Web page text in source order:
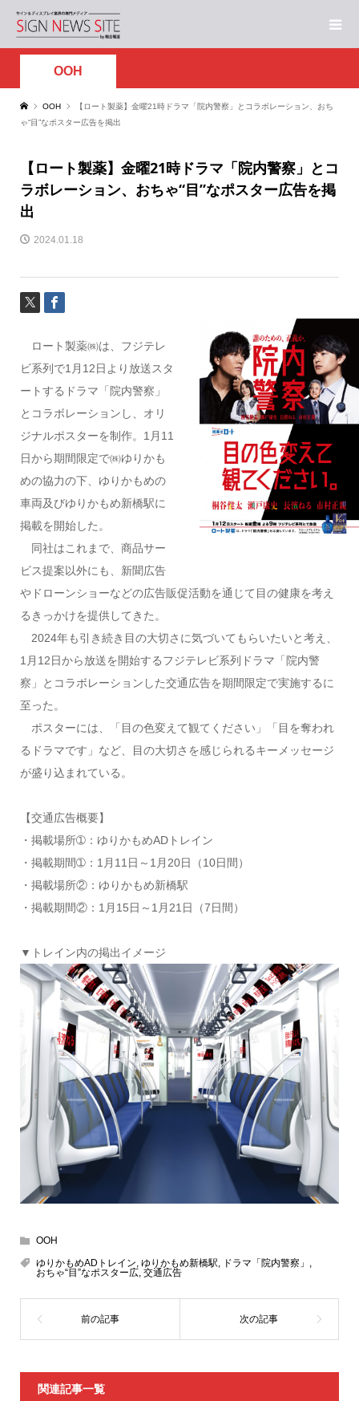
OOH
OOH
【ロート製薬】金曜21時ドラマ「院内警察」とコラボレーション、おち
ゃ“目”なポスター広告を掲出
【ロート製薬】金曜21時ドラマ「院内警察」とコ
ラボレーション、おちゃ“目”なポスター広告を掲
出
2024.01.18
ロート製薬㈱は、フジテレ
ビ系列で1月12日より放送スタ
ートするドラマ「院内警察」
とコラボレーションし、オリ
ジナルポスターを制作。1月11
日から期間限定で㈱ゆりかも
めの協力の下、ゆりかもめの
車両及びゆりかもめ新橋駅に
掲載を開始した。
同社はこれまで、商品サー
ビス提案以外にも、新聞広告
やドローンショーなどの広告販促活動を通じて目の健康を考え
るきっかけを提供してきた。
2024年も引き続き目の大切さに気づいてもらいたいと考え、
1月12日から放送を開始するフジテレビ系列ドラマ「院内警
察」とコラボレーションした交通広告を期間限定で実施するに
至った。
ポスターには、「目の色変えて観てください」「目を奪われ
るドラマです」など、目の大切さを感じられるキーメッセージ
が盛り込まれている。
【交通広告概要】
・掲載場所➀： ゆりかもめADトレイン
・掲載期間➀： 1月11日～1月20日（10日間）
・掲載場所②： ゆりかもめ新橋駅
・掲載期間②： 1月15日～1月21日（7日間）
▼トレイン内の掲出イメージ
OOH
ゆりかもめADトレイン ゆりかもめ新橋駅 ドラマ「院内警察」
おちゃ“目”なポスター広, 交通広告
関連記事一覧